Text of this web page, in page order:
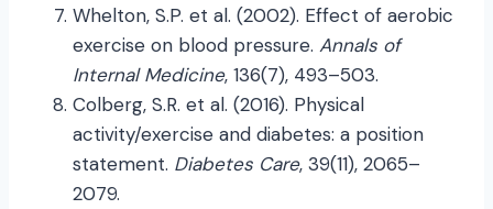
Whelton, S.P. et al. (2002). Effect of aerobic
exercise on blood pressure. Annals of
Internal Medicine, 136(7), 493–503.
Colberg, S.R. et al. (2016). Physical
activity/exercise and diabetes: a position
statement. Diabetes Care, 39(11), 2065–
2079.